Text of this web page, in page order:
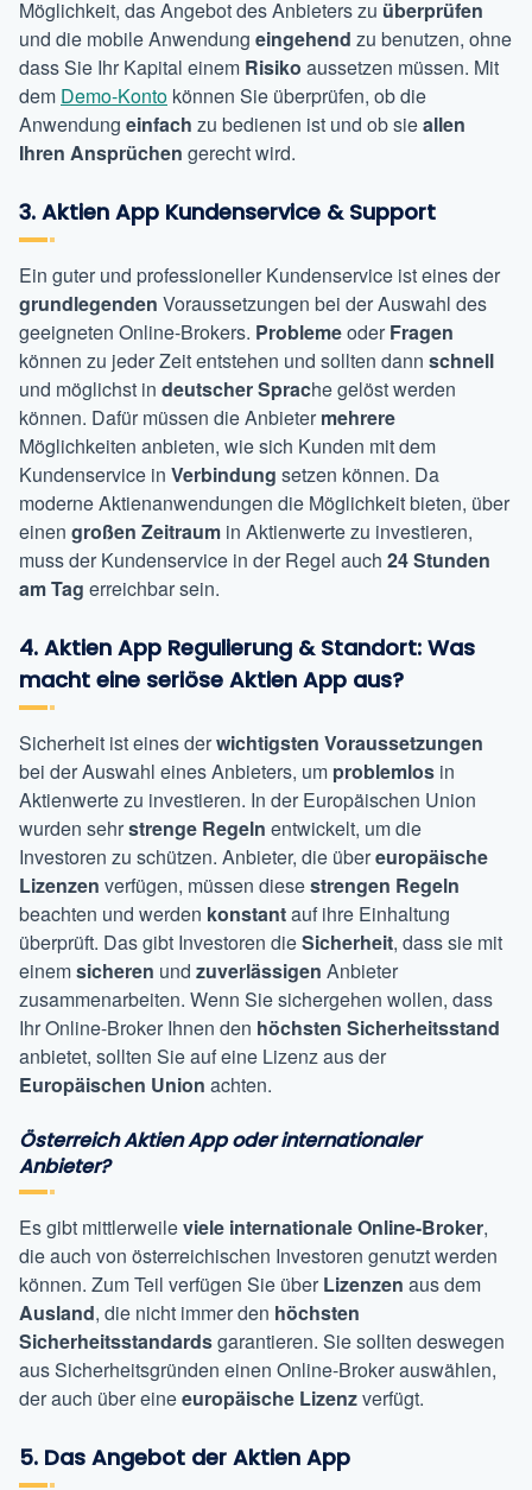
Möglichkeit, das Angebot des Anbieters zu überprüfen
und die mobile Anwendung eingehend zu benutzen, ohne
dass Sie Ihr Kapital einem Risiko aussetzen müssen. Mit
dem Demo-Konto können Sie überprüfen, ob die
Anwendung einfach zu bedienen ist und ob sieallen
Ihren Ansprüchen gerecht wird.
3. Aktien App Kundenservice & Support
Ein guter und professioneller Kundenservice ist eines der
grundlegenden Voraussetzungen bei der Auswahl des
geeigneten Online-Brokers. ProblemeoderFragen
können zu jeder Zeit entstehen und sollten dann schnell
und möglichst in deutscher Sprache gelöst werden
können. Dafür müssen die Anbietermehrere
Möglichkeiten anbieten, wie sich Kunden mit dem
Kundenservice in Verbindung setzen können. Da
moderne Aktienanwendungen die Möglichkeit bieten, über
einen großen Zeitraum in Aktienwerte zu investieren,
muss der Kundenservice in der Regel auch 24 Stunden
am Tag erreichbar sein.
4. Aktien App Regulierung & Standort: Was
macht eine seriöse Aktien App aus?
Sicherheit ist eines derwichtigsten Voraussetzungen
bei der Auswahl eines Anbieters, um problemlos in
Aktienwerte zu investieren. In der Europäischen Union
wurden sehrstrenge Regeln entwickelt, um die
Investoren zu schützen. Anbieter, die übereuropäische
Lizenzen verfügen, müssen diesestrengen Regeln
beachten und werden konstantauf ihre Einhaltung
überprüft. Das gibt Investoren dieSicherheit, dass sie mit
einemsicheren und zuverlässigen Anbieter
zusammenarbeiten. Wenn Sie sichergehen wollen, dass
Ihr Online-Broker Ihnen den höchsten Sicherheitsstand
anbietet, sollten Sie auf eine Lizenz aus der
Europäischen Union achten.
Österreich Aktien App oder internationaler
Anbieter?
Es gibt mittlerweileviele internationale Online-Broker,
die auch von österreichischen Investoren genutzt werden
können. Zum Teil verfügen Sie überLizenzen aus dem
Ausland, die nicht immer den höchsten
Sicherheitsstandardsgarantieren. Sie sollten deswegen
aus Sicherheitsgründen einen Online-Broker auswählen,
der auch über eineeuropäische Lizenzverfügt.
5. Das Angebot der Aktien App